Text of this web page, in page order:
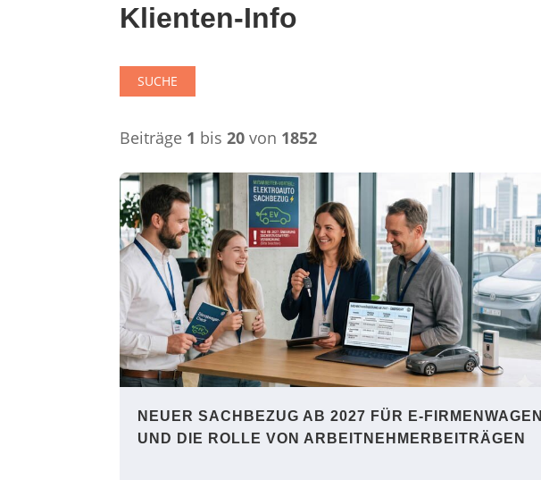
Klienten-Info
SUCHE
Beiträge 1 bis20 von 1852
NEUER SACHBEZUG AB 2027 FÜR E-FIRMENWAGEN
UND DIE ROLLE VON ARBEITNEHMER​­BEITRÄGEN